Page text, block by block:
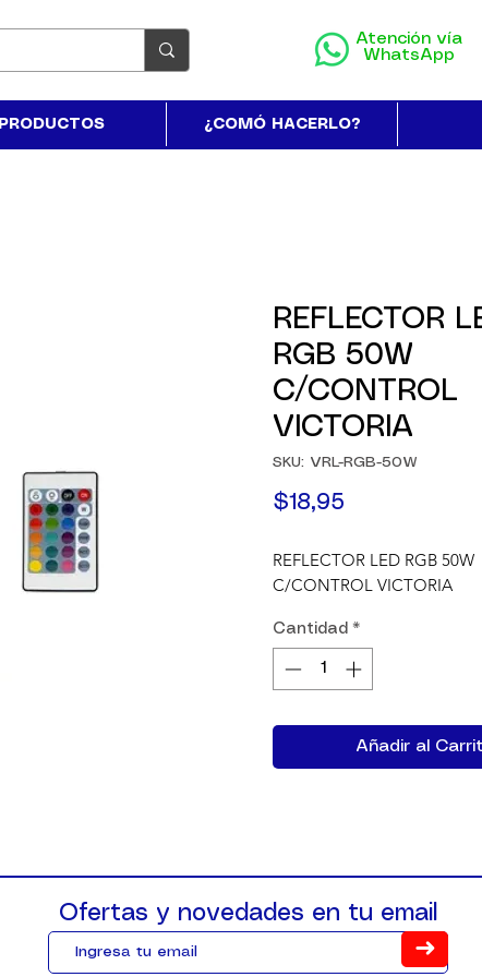
Atención vía
WhatsApp
PRODUCTOS ¿COMÓ HACERLO?
REFLECTOR
RGB 50W
C/CONTROL
VICTORIA
SKU: VRL-RGB-50W
$18,95
REFLECTOR LED RGB 50W
C/CONTROL VICTORIA
Cantidad *
Añadir al
Ofertas y novedades en tu email
➜